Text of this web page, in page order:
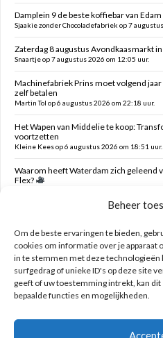
Beheer
Om de beste ervaringen te bieden,
cookies om informatie over je apparaat
in te stemmen met deze technologieën
surfgedrag of unieke ID's op deze site
geeft of uw toestemming intrekt, kan
bepaalde functies en mogelijkheden.
Damplein 9 de beste koffiebar van Edam
Sjaakie zonder Chocoladefabriek op 7
Zaterdag 8 augustus Avondkaasmarkt in
Snaartje op 7 augustus 2026 om 12:05 uur.
Machinefabriek Prins moet volgend
zelf betalen
Martin Tol op 6 augustus 2026 om 22:18 uur.
Het Wapen van Middelie te koop:
voortzetten
Kleine Kees op 6 augustus 2026 om 18:51 uur.
Waarom heeft Waterdam zich geleend
Flex?
Verzoek verwijderen campers
Zoeken op deze site